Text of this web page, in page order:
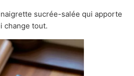
sucrée-salée qui apporte
change tout.